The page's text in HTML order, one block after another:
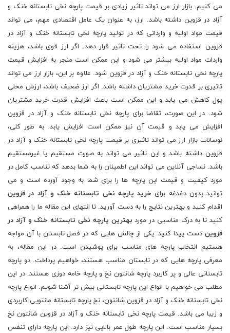
می کنیم. بازار ارز می تواند تاثیر زیادی بر قیمت پارچه نخی تابستانه خنک و
آزاد در قزوین داشته باشد. ارز، به عنوان یک عامل اقتصادی مهم، می تواند
قیمت مواد اولیه و وارداتی که در تولید پارچه نخی تابستانه خنک و آزاد در
قزوین استفاده می شود را تحت تاثیر قرار دهد. اگر ارز قوی باشد، هزینه
واردات مواد اولیه بیشتر می شود و این ممکن است منجر به افزایش قیمت
پارچه نخی تابستانه خنک و آزاد در قزوین شود. علاوه بر این، بازار ارز می تواند
تاثیری بر قدرت خرید مشتریان داشته باشد. اگر ارز ضعیف باشد، ارزش محلی
پول کاهش می یابد و این ممکن است باعث افزایش قدرت خرید مشتریان
شود. در این صورت، تقاضا برای پارچه نخی تابستانه خنک و آزاد در قزوین
افزایش می یابد و قیمت آن نیز ممکن است افزایش یابد. به طور کلی،
نوسانات بازار ارز می تواند تاثیری بر قیمت پارچه نخی تابستانه خنک و آزاد در
قزوین داشته باشد و این تاثیر می تواند به صورت مستقیم یا غیرمستقیم
باشد. نساجی آنلاین می تواند این اطمینان را به شما بدهد که تناسب کامل در
مورد کیفیت و قیمت این پارچه ها را برای شما به وجود آورده است و می
توانید بدون دغدغه برای خرید پارچه نخی تابستانه خنک و آزاد در قزوین
اقدام کنید و بهترین نتایج را به دست آورید. تا انتهای این مقاله ما را همراهی
کنید تا به درک مناسبی در مورد بهترین پارچه نخی تابستانه خنک و آزاد در
قزوین دست پیدا کنید. یکی از چالش هایی که در فصل تابستان با آن مواجه
هستیم انتخاب پارچه های مناسب برای پوشیدن است. در این مقاله، به
معرفی پارچه هایی که در تابستان مناسب هستند، خواهیم پرداخت. دو پارچه
تابستانی عالی و پر کاربرد پارچه شانتون نخ و پارچه خامه دوزی هستند. در این
مطلب می خواهیم با انواع این پارچه تابستانی بیش تر آشنا شویم. انواع پارچه
نخی تابستانه خنک و آزاد در قزوین شانتون، نخ پارچه تابستانه مانتویی کاربردی
و زیبا می باشد. قیمت پارچه نخی تابستانه خنک و آزاد در قزوین شانتون نخ
بسیار مناسب است. این پارچه طول عمر بالایی نیز دارد. این پارچه دارای تنفس